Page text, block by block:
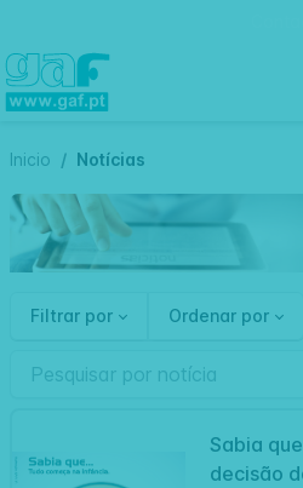
Inicio Notícias
Filtrar por Ordenar por
Sabia
decisão